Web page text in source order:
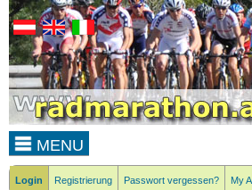
MENU
Login Registrierung Passwort vergessen? My